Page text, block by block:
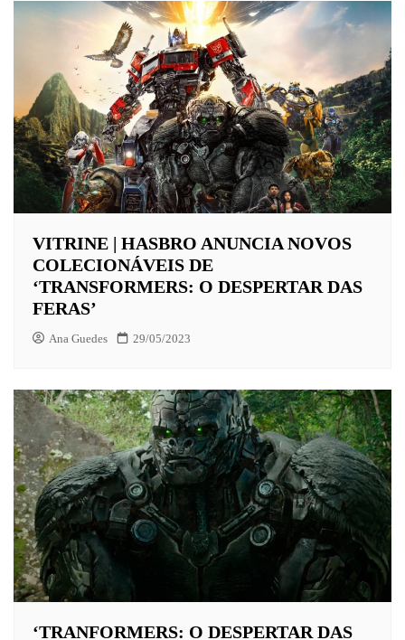
VITRINE | HASBRO ANUNCIA NOVOS
COLECIONÁVEIS DE
‘TRANSFORMERS: O DESPERTAR DAS
FERAS’
Ana Guedes 29/05/2023
‘TRANFORMERS: O DESPERTAR DAS